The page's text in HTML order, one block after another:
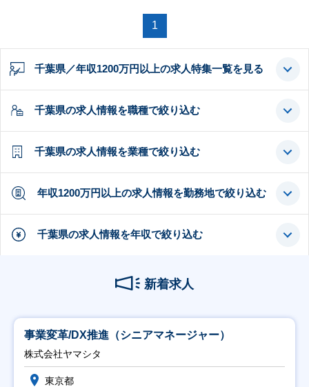
1
千葉県／年収1200万円以上の求人特集一覧を見る
千葉県の求人情報を職種で絞り込む
千葉県の求人情報を業種で絞り込む
年収1200万円以上の求人情報を勤務地で絞り込む
千葉県の求人情報を年収で絞り込む
新着求人
事業変革/DX推進（シニアマネージャー）
株式会社ヤマシタ
東京都